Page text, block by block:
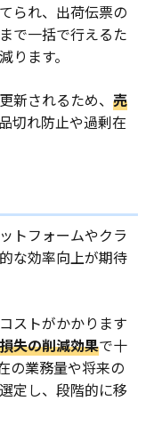
られ、出荷伝票の
で一括で行えるた
ります。
新されるため、売
切れ防止や過剰在
トフォームやクラ
な効率向上が期待
ストがかかります
失の削減効果で十
の業務量や将来の
定し、段階的に移